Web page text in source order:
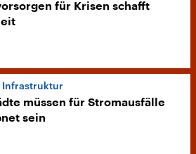
für Krisen schafft
Infrastruktur
müssen für Stromausfälle
sein